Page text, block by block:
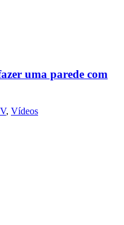
uma parede com
, Vídeos